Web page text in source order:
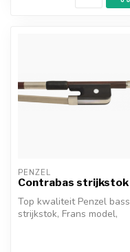
PENZEL
Contrabas strijkstok
Top kwaliteit Penzel bass
strijkstok, Frans model,